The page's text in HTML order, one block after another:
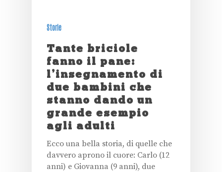
Storie
Tante briciole
fanno il pane:
l’insegnamento di
due bambini che
stanno dando un
grande esempio
agli adulti
Ecco una bella storia, di quelle che
davvero aprono il cuore: Carlo (12
anni) e Giovanna (9 anni), due